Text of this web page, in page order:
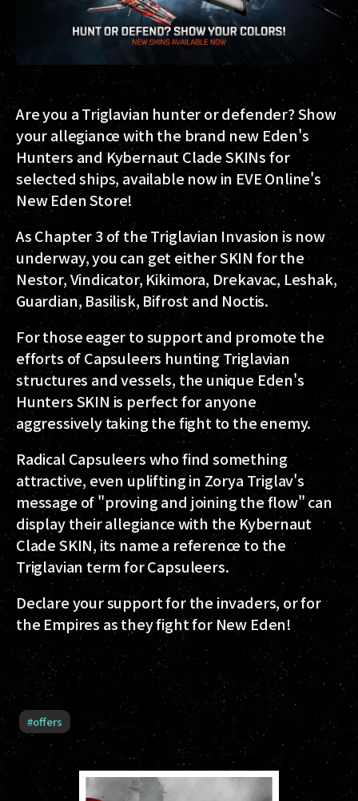
Are you a Triglavian hunter or defender? Show
your allegiance with the brand new Eden's
Hunters and Kybernaut Clade SKINs for
selected ships, available now in EVE Online's
New Eden Store!
As Chapter 3 of the Triglavian Invasion is now
underway, you can get either SKIN for the
Nestor, Vindicator, Kikimora, Drekavac, Leshak,
Guardian, Basilisk, Bifrost and Noctis.
For those eager to support and promote the
efforts of Capsuleers hunting Triglavian
structures and vessels, the unique Eden's
Hunters SKIN is perfect for anyone
aggressively taking the fight to the enemy.
Radical Capsuleers who find something
attractive, even uplifting in Zorya Triglav's
message of "proving and joining the flow" can
display their allegiance with the Kybernaut
Clade SKIN, its name a reference to the
Triglavian term for Capsuleers.
Declare your support for the invaders, or for
the Empires as they fight for New Eden!
#offers